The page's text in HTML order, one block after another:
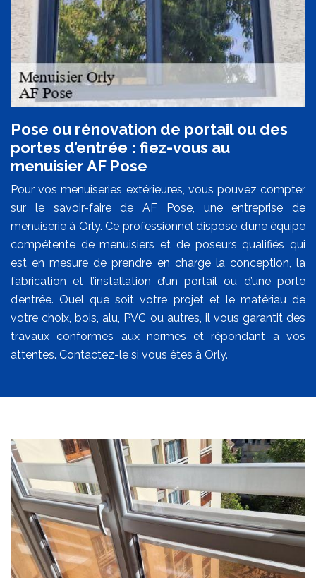
Pose ou rénovation de portail ou des
portes d’entrée : fiez-vous au
menuisier AF Pose
Pour vos menuiseries extérieures, vous pouvez compter
sur le savoir-faire de AF Pose, une entreprise de
menuiserie à Orly. Ce professionnel dispose d’une équipe
compétente de menuisiers et de poseurs qualifiés qui
est en mesure de prendre en charge la conception, la
fabrication et l’installation d’un portail ou d’une porte
d’entrée. Quel que soit votre projet et le matériau de
votre choix, bois, alu, PVC ou autres, il vous garantit des
travaux conformes aux normes et répondant à vos
attentes. Contactez-le si vous êtes à Orly.